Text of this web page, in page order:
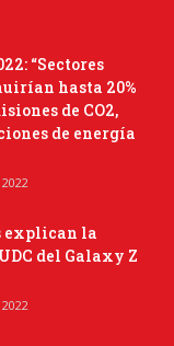
“Sectores
hasta 20%
de CO2,
de energía
explican la
del Galaxy Z